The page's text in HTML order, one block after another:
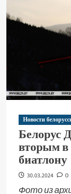
Новости
Белорус
вторым в
биатлону
30.03.2024 0
Фото из